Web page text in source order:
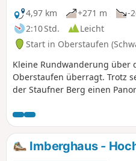
4,97 km
+271 m
-
2:10 Std.
Leicht
Start in Oberstaufen
Kleine Rundwanderung über
Oberstaufen überragt. Trotz
der Staufner Berg einen
Imberghaus -